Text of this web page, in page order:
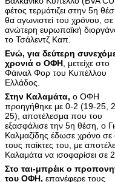
φέτος τερμάτιζει στην 5η
θα αγωνιστεί του χρόνου, σε
ανώτερη ευρωπαϊκή
το Τσάλεντζ Καπ.
Ενώ, για δεύτερη
χρονιά ο ΟΦΗ , μετείχε στο
Φάιναλ Φορ του Κυπέλλου
Ελλάδος.
Στην Καλαμάτα, ο ΟΦΗ
προηγήθηκε με 0-2 (19-25,
25), αποτέλεσμα που του
εξασφάλισε την 5η θέση, ο
Καλμαζίδης έδωσε χρόνο σε
τους παίκτες του, με
Καλαμάτα να ισοφαρίσει σε
Στο ται-μπρέικ ο
του ΟΦΗ, επανέφερε τους